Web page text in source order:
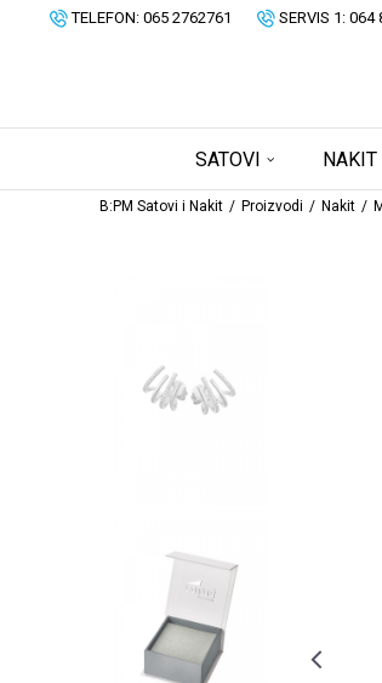
TELEFON: 065 2762761 SERVIS 1: 064
SATOVI NAKIT
B:PM Satovi i Nakit Proizvodi Nakit